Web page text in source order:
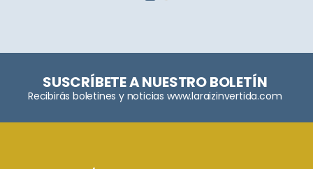
SUSCRÍBETE A NUESTRO BOLETÍN
Recibirás boletines y noticias www.laraizinvertida.com